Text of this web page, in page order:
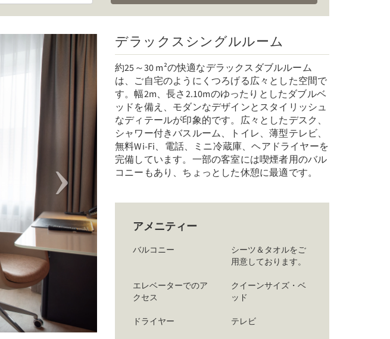
Next デラックスシングルルーム
約25～30 m²の快適なデラックスダブルルーム
は、ご自宅のようにくつろげる広々とした空間で
す。幅2m、長さ2.10mのゆったりとしたダブルベ
ッドを備え、モダンなデザインとスタイリッシュ
なディテールが印象的です。広々としたデスク、
シャワー付きバスルーム、トイレ、薄型テレビ、
無料Wi-Fi、電話、ミニ冷蔵庫、ヘアドライヤーを
完備しています。一部の客室には喫煙者用のバル
コニーもあり、ちょっとした休憩に最適です。
アメニティー
バルコニー
シーツ＆タオルをご
用意しております。
エレベーターでのア
クセス
クイーンサイズ・ベ
ッド
ドライヤー テレビ